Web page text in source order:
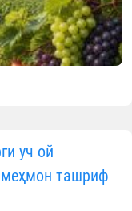
уч ой
ташриф